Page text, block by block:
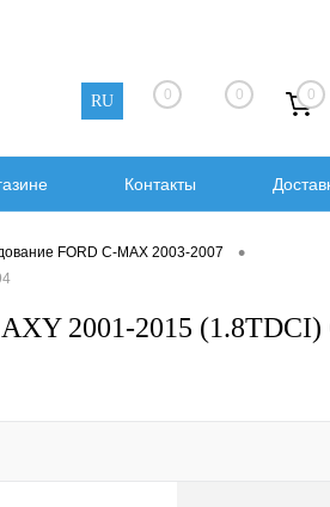
RU 0 0 0
Контакты
FORD C-MAX 2003-2007 •
2001-2015 (1.8TDCI)